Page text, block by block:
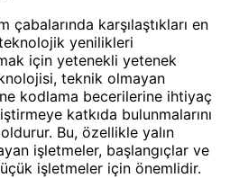
karşılaştıkları en
yenilikleri
için yetenekli yetenek
teknik olmayan
kodlama becerilerine ihtiyaç
katkıda bulunmalarını
Bu, özellikle yalın
işletmeler, başlangıçlar ve
işletmeler için önemlidir.